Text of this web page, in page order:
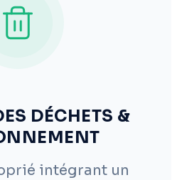
DÉCHETS &
intégrant un